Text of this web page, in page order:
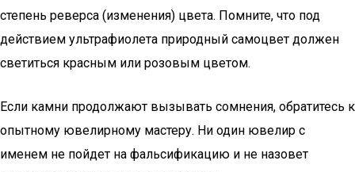
степень реверса (изменения) цвета. Помните, что под
действием ультрафиолета природный самоцвет должен
светиться красным или розовым цветом.
Если камни продолжают вызывать сомнения, обратитесь к
опытному ювелирному мастеру. Ни один ювелир с
именем не пойдет на фальсификацию и не назовет